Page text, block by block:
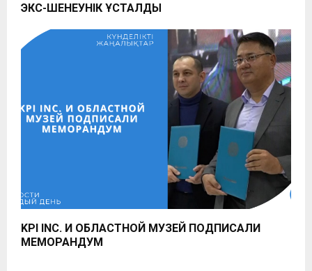
ЭКС-ШЕНЕУНІК ҰСТАЛДЫ
KPI INC. И ОБЛАСТНОЙ МУЗЕЙ ПОДПИСАЛИ
МЕМОРАНДУМ